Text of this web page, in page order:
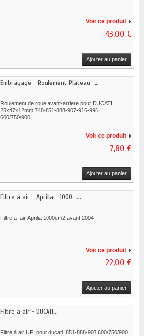
Voir ce produit
43,00 €
Ajouter au panier
Embrayage - Roulement Plateau -...
Roulement de roue avant-arriere pour DUCATI
25x47x12mm 748-851-888-907-916-996
600/750/900...
Voir ce produit
7,80 €
Ajouter au panier
Filtre a air - Aprilia - 1000 -...
Filtre a air Aprilia 1000cm2 avant 2004
Voir ce produit
22,00 €
Ajouter au panier
Filtre a air - DUCATI...
Filtre à air UFI pour ducati 851-888-907 600/750/900